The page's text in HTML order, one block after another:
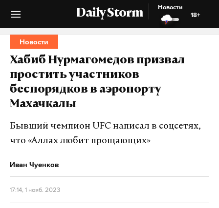
Daily Storm
Новости
18+
Новости
Хабиб Нурмагомедов призвал
простить участников
беспорядков в аэропорту
Махачкалы
Бывший чемпион UFC написал в соцсетях,
что «Аллах любит прощающих»
Иван Чуенков
17:14, 1 нояб. 2023